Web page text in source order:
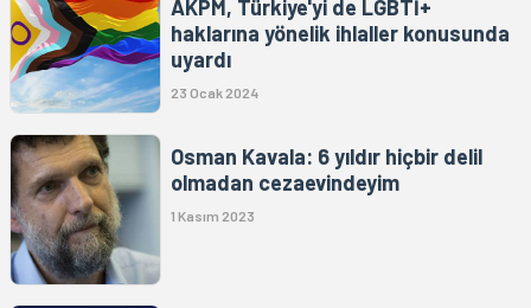
AKPM, Türkiye'yi de LGBTİ+
haklarına yönelik ihlaller konusunda
uyardı
23 Ocak 2024
Osman Kavala: 6 yıldır hiçbir delil
olmadan cezaevindeyim
1 Kasım 2023